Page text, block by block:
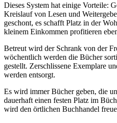
Dieses System hat einige Vorteile:
Kreislauf von Lesen und
geschont, es schafft Platz in der
kleinem Einkommen profitieren
Betreut wird der Schrank von der
wöchentlich werden die Bücher
gestellt. Zerschlissene Exemplare
werden entsorgt.
Es wird immer Bücher geben, die
dauerhaft einen festen Platz im
wird den örtlichen Buchhandel